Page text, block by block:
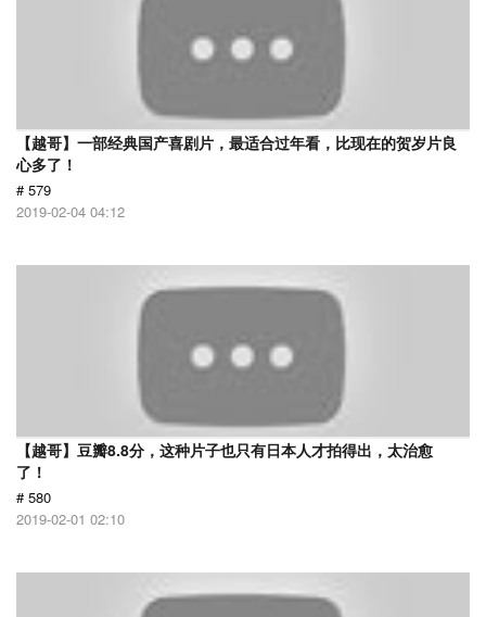
【越哥】一部经典国产喜剧片，最适合过年看，比现在的贺岁片良
心多了！
# 579
2019-02-04 04:12
【越哥】豆瓣8.8分，这种片子也只有日本人才拍得出，太治愈
了！
# 580
2019-02-01 02:10